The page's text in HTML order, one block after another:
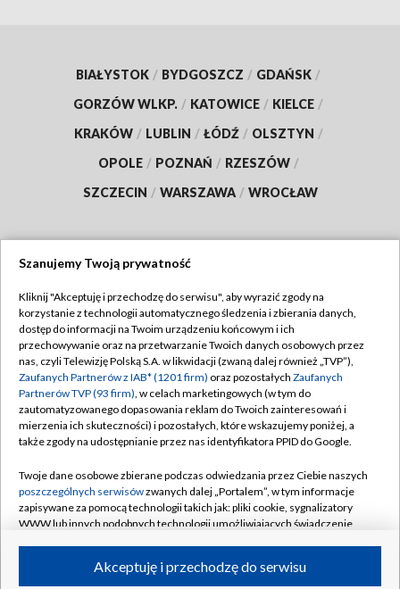
BIAŁYSTOK / BYDGOSZCZ / GDAŃSK /
GORZÓW WLKP. / KATOWICE / KIELCE /
KRAKÓW / LUBLIN / ŁÓDŹ / OLSZTYN /
OPOLE / POZNAŃ / RZESZÓW /
SZCZECIN / WARSZAWA / WROCŁAW
TVP
Abonament TVP
Emisja w TVP
Centrum informacji TVP
Naziemna Telewizja Cyfrowa
Rada Programowa
System NOS
Informacje o nadawcy
Program dla prasy
Regulamin TVP
Polityka prywatności
Moje zgody
Pomoc
Kontakt
Kanały
Szanujemy Twoją prywatność
Kliknij "Akceptuję i przechodzę do serwisu", aby wyrazić zgody na
korzystanie z technologii automatycznego śledzenia i zbierania danych,
dostęp do informacji na Twoim urządzeniu końcowym i ich
przechowywanie oraz na przetwarzanie Twoich danych osobowych przez
nas, czyli Telewizję Polską S.A. w likwidacji (zwaną dalej również „TVP”),
Zaufanych Partnerów z IAB* (1201 firm) oraz pozostałych Zaufanych
Partnerów TVP (93 firm), w celach marketingowych (w tym do
zautomatyzowanego dopasowania reklam do Twoich zainteresowań i
mierzenia ich skuteczności) i pozostałych, które wskazujemy poniżej, a
także zgody na udostępnianie przez nas identyfikatora PPID do Google.
Twoje dane osobowe zbierane podczas odwiedzania przez Ciebie naszych
poszczególnych serwisówzwanych dalej „Portalem”, w tym informacje
zapisywane za pomocą technologii takich jak: pliki cookie, sygnalizatory
WWW lub innych podobnych technologii umożliwiających świadczenie
ruchu w Internecie.Akceptuję i przechodzę do serwisu